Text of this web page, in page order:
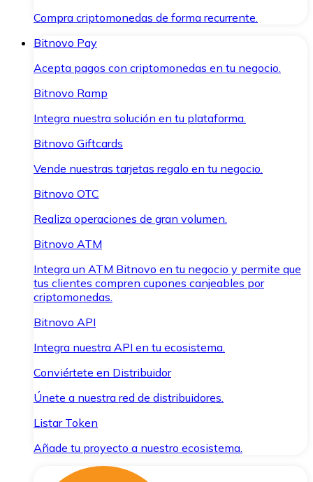
Compra criptomonedas de forma recurrente.
Bitnovo Pay
Acepta pagos con criptomonedas en tu negocio.
Bitnovo Ramp
Integra nuestra solución en tu plataforma.
Bitnovo Giftcards
Vende nuestras tarjetas regalo en tu negocio.
Bitnovo OTC
Realiza operaciones de gran volumen.
Bitnovo ATM
Integra un ATM Bitnovo en tu negocio y permite que
tus clientes compren cupones canjeables por
criptomonedas.
Bitnovo API
Integra nuestra API en tu ecosistema.
Conviértete en Distribuidor
Únete a nuestra red de distribuidores.
Listar Token
Añade tu proyecto a nuestro ecosistema.